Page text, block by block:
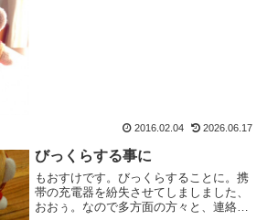
2016.02.04 2026.06.17
びっくらする事に
もおすけです。びっくらすることに。携
帯の充電器を紛失させてしましました、
おおぅ。なので多方面の方々と、連絡を